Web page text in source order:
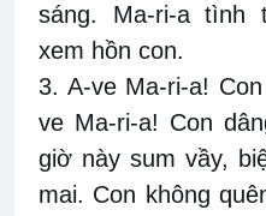
sáng. Ma-ri-a tình
xem hồn con.
3. A-ve Ma-ri-a!
ve Ma-ri-a! Con
giờ này sum vầy,
mai. Con không